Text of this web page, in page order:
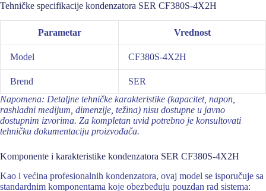
Tehničke specifikacije kondenzatora SER CF380S-4X2H
Parametar Vrednost
Model CF380S-4X2H
Brend
SER
Napomena: Detaljne tehničke karakteristike (kapacitet, napon,
rashladni medijum, dimenzije, težina) nisu dostupne u javno
dostupnim izvorima. Za kompletan uvid potrebno je konsultovati
tehničku dokumentaciju proizvođača.
Komponente i karakteristike kondenzatora SER CF380S-4X2H
Kao i većina profesionalnih kondenzatora, ovaj model se isporučuje sa
standardnim komponentama koje obezbeđuju pouzdan rad sistema: